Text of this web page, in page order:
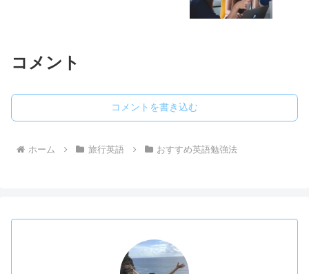
コメント
コメントを書き込む
ホーム 旅行英語 おすすめ英語勉強法